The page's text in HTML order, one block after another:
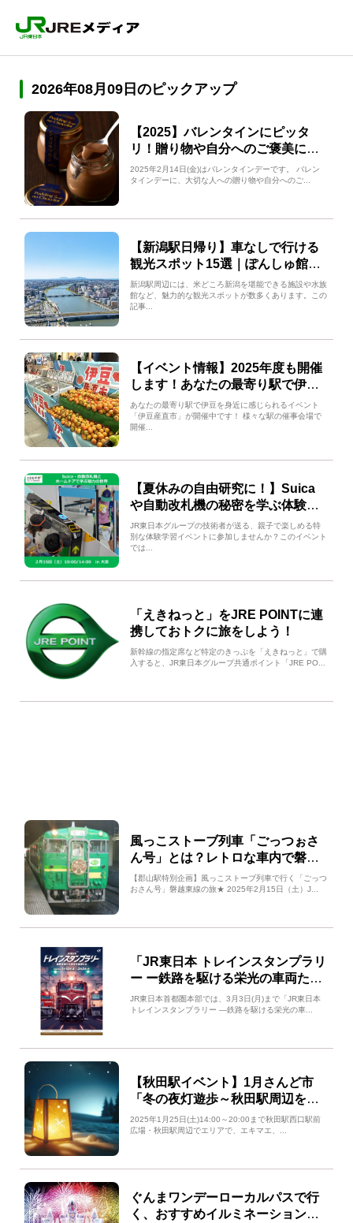
2026年08月09日のピックアップ
【2025】バレンタインにピッタ
リ！贈り物や自分へのご褒美に！
おすすめのチョコレートスイーツ
をご紹介！
2025年2月14日(金)はバレンタインデーです。 バレン
タインデーに、大切な人への贈り物や自分へのご...
【新潟駅日帰り】車なしで行ける
観光スポット15選｜ぽんしゅ館や
マリンピア日本海などの名所をご
紹介
新潟駅周辺には、米どころ新潟を堪能できる施設や水族
館など、魅力的な観光スポットが数多くあります。この
記事...
【イベント情報】2025年度も開催
します！あなたの最寄り駅で伊豆
産直市！！
あなたの最寄り駅で伊豆を身近に感じられるイベント
「伊豆産直市」が開催中です！ 様々な駅の催事会場で
開催...
【夏休みの自由研究に！】Suica
や自動改札機の秘密を学ぶ体験イ
ベント
JR東日本グループの技術者が送る、親子で楽しめる特
別な体験学習イベントに参加しませんか？このイベント
では...
「えきねっと」をJRE POINTに連
携しておトクに旅をしよう！
新幹線の指定席など特定のきっぷを「えきねっと」で購
入すると、JR東日本グループ共通ポイント「JRE PO...
風っこストーブ列車「ごっつぉさ
ん号」とは？レトロな車内で磐越
東線沿線のグルメやスイーツなど
を満喫！
【郡山駅特別企画】風っこストーブ列車で行く「ごっつ
おさん号」磐越東線の旅★ 2025年2月15日（土）J...
「JR東日本 トレインスタンプラリ
ー ー鉄路を駆ける栄光の車両たち
ー」の多彩な達成賞品をご紹介！
JR東日本首都圏本部では、3月3日(月)まで「JR東日本
トレインスタンプラリー ―鉄路を駆ける栄光の車...
【秋田駅イベント】1月さんど市
「冬の夜灯遊歩～秋田駅周辺を食
べ歩き～」開催！
2025年1月25日(土)14:00～20:00まで秋田駅西口駅前
広場・秋田駅周辺でエリアで、エキマエ、...
ぐんまワンデーローカルパスで行
く、おすすめイルミネーションス